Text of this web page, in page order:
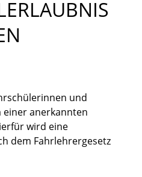
und
anerkannten
wird eine
dem Fahrlehrergesetz